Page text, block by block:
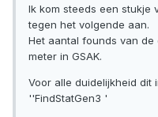
Ik kom steeds een stukje
tegen het volgende aan.
Het aantal founds van
meter in GSAK.
Voor alle duidelijkheid dit
''FindStatGen3 '